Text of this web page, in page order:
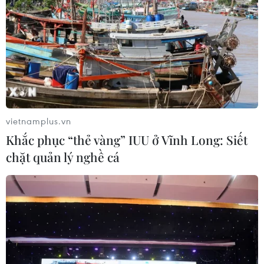
14/07/2019 11:40
Theo thông báo của AB InBev, việc hủy vụ phát hành
IPO đối với chi nhánh châu Á-Thái Bình Dương, tức
Budweiser Brewing Company APAC, xuất phát từ "nhiều
yếu tố, bao gồm tình hình thị trường."
vietnamplus.vn
Khắc phục “thẻ vàng” IUU ở Vĩnh Long: Siết
chặt quản lý nghề cá